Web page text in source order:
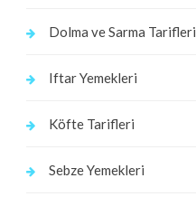
Dolma ve Sarma Tarifleri
Iftar Yemekleri
Köfte Tarifleri
Sebze Yemekleri